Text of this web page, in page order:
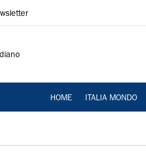
HOME ITALIA MONDO